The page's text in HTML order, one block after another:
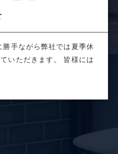
手ながら弊社では夏季休
いただきます。 皆様には